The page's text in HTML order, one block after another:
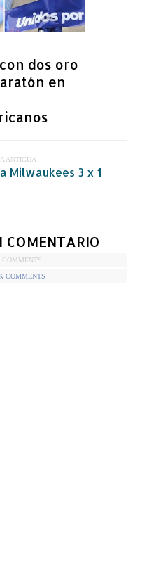
dos oro
en
ANTIGUA
Milwaukees 3 x 1
COMENTARIO
COMMENTS
COMMENTS